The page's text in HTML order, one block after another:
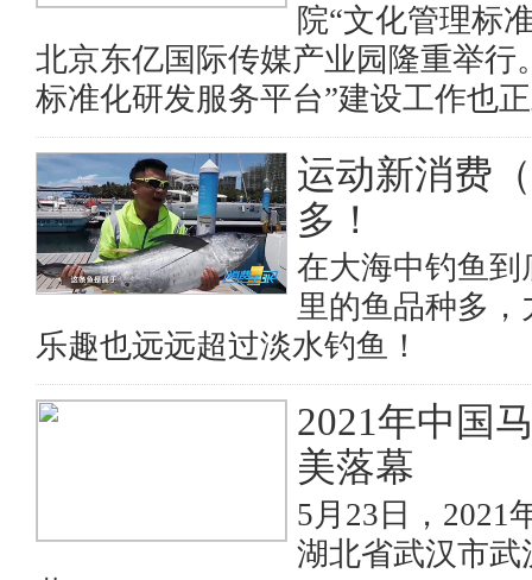
院“文化管理标
北京东亿国际传媒产业园隆重举行
标准化研发服务平台”建设工作也
运动新消费
多！
在大海中钓鱼
里的鱼品种多
乐趣也远远超过淡水钓鱼！
2021年中国
美落幕
5月23日，2021
湖北省武汉市